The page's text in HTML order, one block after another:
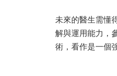
未來的醫生需懂
解與運用能力，
術，看作是一個